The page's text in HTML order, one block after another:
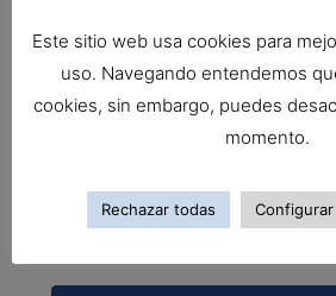
Guarda mi nombre, correo
este navegador para la
Este sitio web usa cookies para
uso. Navegando entendemos
cookies, sin embargo, puedes
momento.
Rechazar todas Configurar